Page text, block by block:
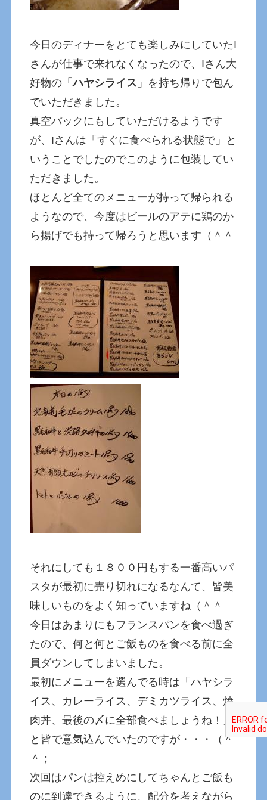
今日のディナーをとても楽しみにしていたI
さんが仕事で来れなくなったので、Iさん大
好物の「ハヤシライス 」を持ち帰りで包ん
でいただきました。
真空パックにもしていただけるようです
が、Iさんは「すぐに食べられる状態で」と
いうことでしたのでこのように包装してい
ただきました。
ほとんど全てのメニューが持って帰られる
ようなので、今度はビールのアテに鶏のか
ら揚げでも持って帰ろうと思います（＾＾
それにしても１８００円もする一番高いパ
スタが最初に売り切れになるなんて、皆美
味しいものをよく知っていますね（＾＾
今日はあまりにもフランスパンを食べ過ぎ
たので、何と何とご飯ものを食べる前に全
員ダウンしてしまいました。
最初にメニューを選んでる時は「ハヤシラ
イス、カレーライス、デミカツライス、焼
肉丼、最後の〆に全部食べましょうね！」
と皆で意気込んでいたのですが・・・（＾
＾；
次回はパンは控えめにしてちゃんとご飯も
のに到達できるように、配分を考えながら